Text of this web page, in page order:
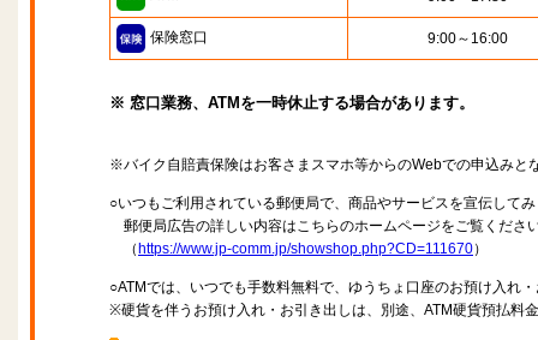
保険窓口 9:00～16:00
※ 窓口業務、ATMを一時休止する場合があります。
※バイク自賠責保険はお客さまスマホ等からのWebでの申込みと
○いつもご利用されている郵便局で、商品やサービスを宣伝して
郵便局広告の詳しい内容はこちらのホームページをご覧くださ
（ https://www.jp-comm.jp/showshop.php?CD=111670）
○ATMでは、いつでも手数料無料で、ゆうちょ口座のお預け入れ
※硬貨を伴うお預け入れ・お引き出しは、別途、ATM硬貨預払料